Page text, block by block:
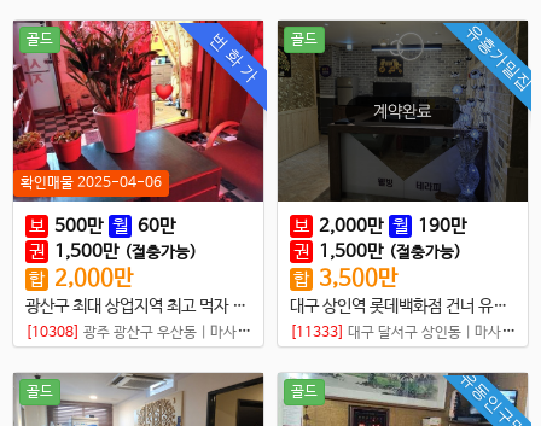
번 화 가
골드
확인매물 2025-04-06
보 500만 월 60만
권 1,500만 (절충가능)
합 2,000만
광산구 최대 상업지역 최고 먹자 상권 샵매매
[10308] 광주 광산구 우산동 마사지샵
유흥가밀집
골드
보 2,000만 월 190만
권 1,500만 (절충가능)
합 3,500만
대구 상인역 롯데백화점 건너 유흥골목 입구 매물입니다
[11333] 대구 달서구 상인동 마사지샵
골드 골드